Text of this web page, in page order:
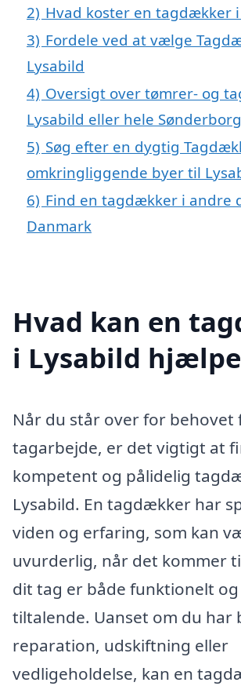
2) Hvad koster en tagdækker i
3) Fordele ved at vælge
Lysabild
4) Oversigt over tømrer- og
Lysabild eller hele
5) Søg efter en dygtig
omkringliggende byer til
6) Find en tagdækker i andre
Danmark
Hvad kan en
i Lysabild
Når du står over for behovet
tagarbejde, er det vigtigt at
kompetent og pålidelig
Lysabild. En tagdækker har
viden og erfaring, som kan
uvurderlig, når det kommer
dit tag er både funktionelt
tiltalende. Uanset om du har
reparation, udskiftning eller
vedligeholdelse, kan en